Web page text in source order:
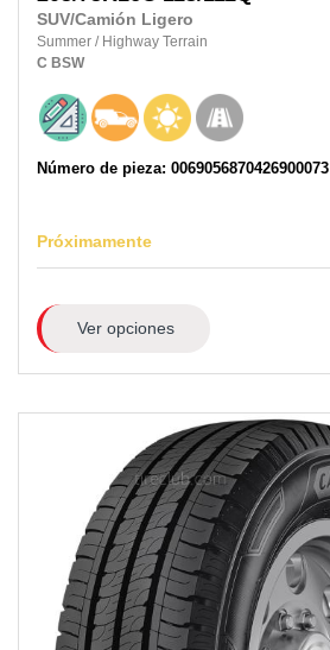
SUV/Camión Ligero
Summer / Highway Terrain
C BSW
Número de pieza: 0069056870426900073
Próximamente
Ver opciones